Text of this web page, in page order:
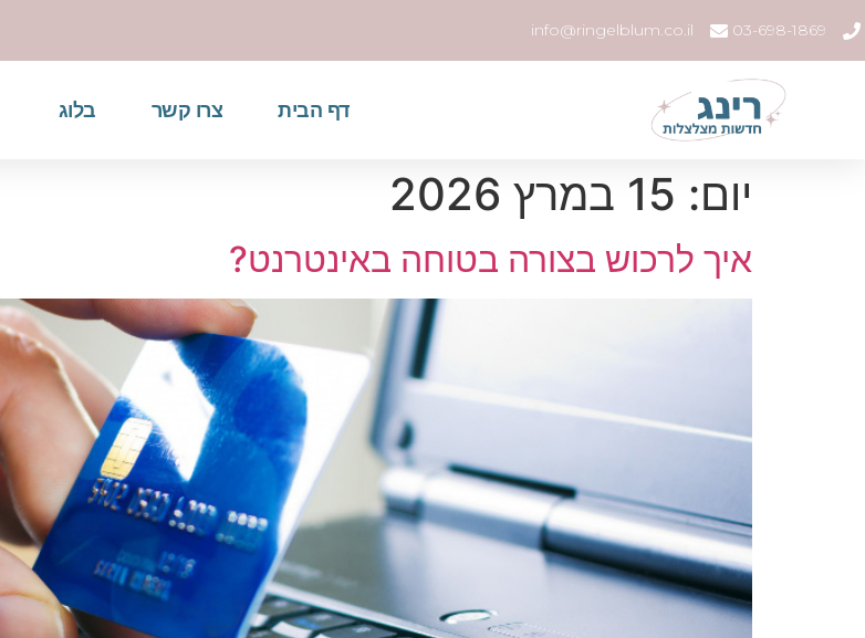
03-698-1869
info@ringelblum.co.il
דף הבית צרו קשר בלוג
יום: 15 במרץ 2026
איך לרכוש בצורה בטוחה באינטרנט?